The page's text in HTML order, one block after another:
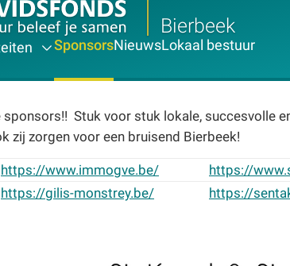
Bierbeek
SponsorsNieuwsLokaal bestuur
Stuk voor stuk lokale, succesvolle
zij zorgen voor een bruisend Bierbeek!
https://www.immogve.be/
https://
https://gilis-monstrey.be/ https://